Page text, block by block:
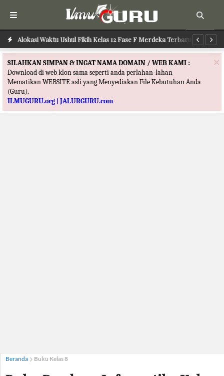
Alokasi Waktu Ushul Fikih Kelas 12 Fase F Merdeka Terbaru
Alokasi Waktu Ilmu Tafsir Kelas 12 Fase F Merdeka Terbaru
×
SILAHKAN SIMPAN & INGAT NAMA DOMAIN / WEB KAMI :
Download di web klon sama seperti anda perlahan-lahan
Mematikan WEBSITE asli yang Menyediakan File Kebutuhan Anda
(Guru).
ILMUGURU.org | JALURGURU.com
Beranda Buku Kelas 8